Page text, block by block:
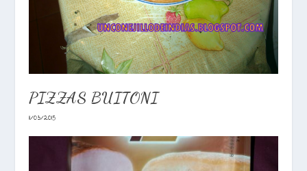
PIZZAS BUITONI
11/03/2015